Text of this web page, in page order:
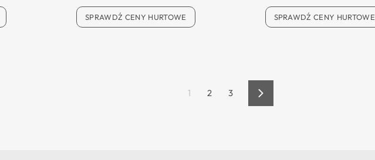
SPRAWDŹ CENY HURTOWE SPRAWDŹ CENY HURTOWE
1 2 3 Dalej